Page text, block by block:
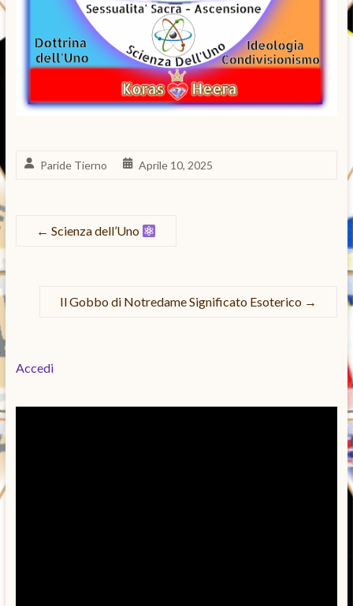
Paride Tierno Aprile 10, 2025
← Scienza dell’Uno
Il Gobbo di Notredame Significato Esoterico →
Accedi